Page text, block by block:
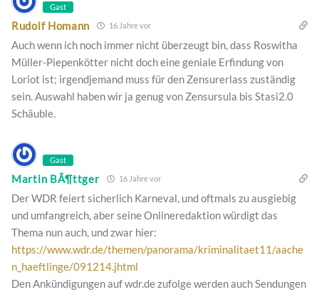
Gast
Rudolf Homann 16 Jahre vor
Auch wenn ich noch immer nicht überzeugt bin, dass Roswitha
Müller-Piepenkötter nicht doch eine geniale Erfindung von
Loriot ist; irgendjemand muss für den Zensurerlass zuständig
sein. Auswahl haben wir ja genug von Zensursula bis Stasi2.0
Schäuble.
Gast
Martin BÃ¶ttger 16 Jahre vor
Der WDR feiert sicherlich Karneval, und oftmals zu ausgiebig
und umfangreich, aber seine Onlineredaktion würdigt das
Thema nun auch, und zwar hier:
https://www.wdr.de/themen/panorama/kriminalitaet11/aache
n_haeftlinge/091214.jhtml
Den Ankündigungen auf wdr.de zufolge werden auch Sendungen